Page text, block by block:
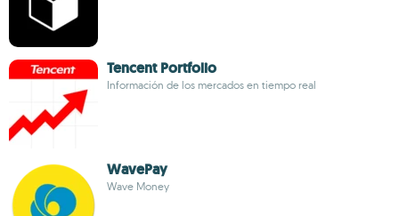
Tencent Portfolio
Información de los mercados en tiempo real
WavePay
Wave Money